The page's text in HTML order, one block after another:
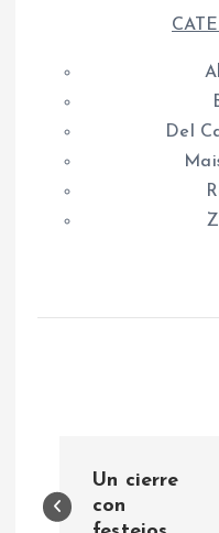
Del
a
Un cierre
con